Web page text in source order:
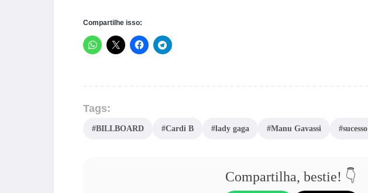
Compartilhe isso:
Tags:
#BILLBOARD #Cardi B #lady gaga #Manu Gavassi #sucesso
Compartilha, bestie! 👇